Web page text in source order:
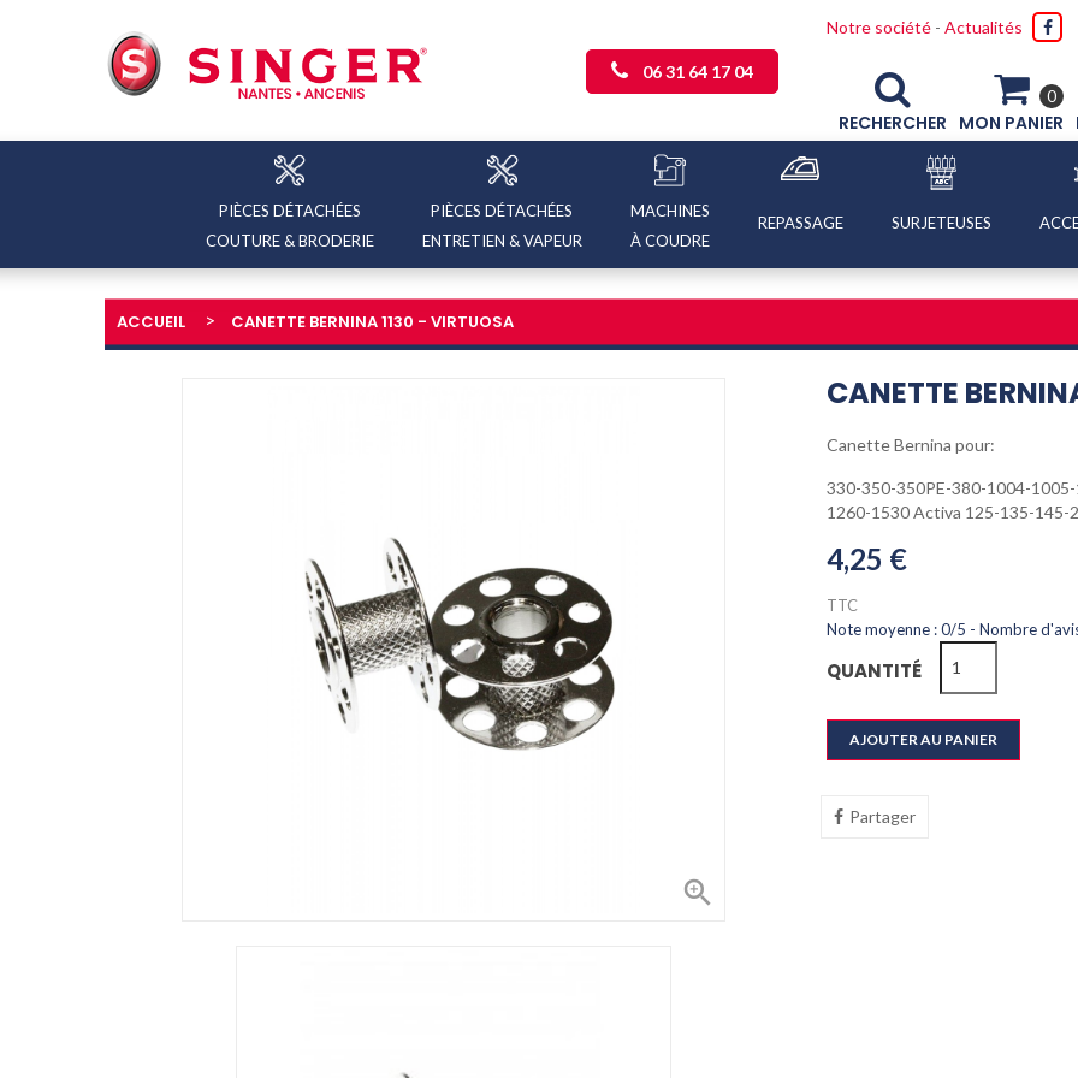
06 31 64 17 04
Notre société - Actualités
RECHERCHER
0
MON PANIER
PIÈCES DÉTACHÉES
COUTURE & BRODERIE
PIÈCES DÉTACHÉES
ENTRETIEN & VAPEUR
MACHINES
À COUDRE
REPASSAGE SURJETEUSES
ACCUEIL CANETTE BERNINA 1130 - VIRTUOSA

CANETTE
Canette Bernina pour:
330-350-350PE-380-1004-
1260-1530 Activa 125-135-145-
4,25 €
TTC
Note moyenne :0/5 - Nombre
QUANTITÉ
AJOUTER AU PANIER
Partager